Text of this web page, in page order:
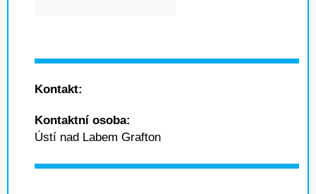
Kontakt:
Kontaktní osoba:
Ústí nad Labem Grafton